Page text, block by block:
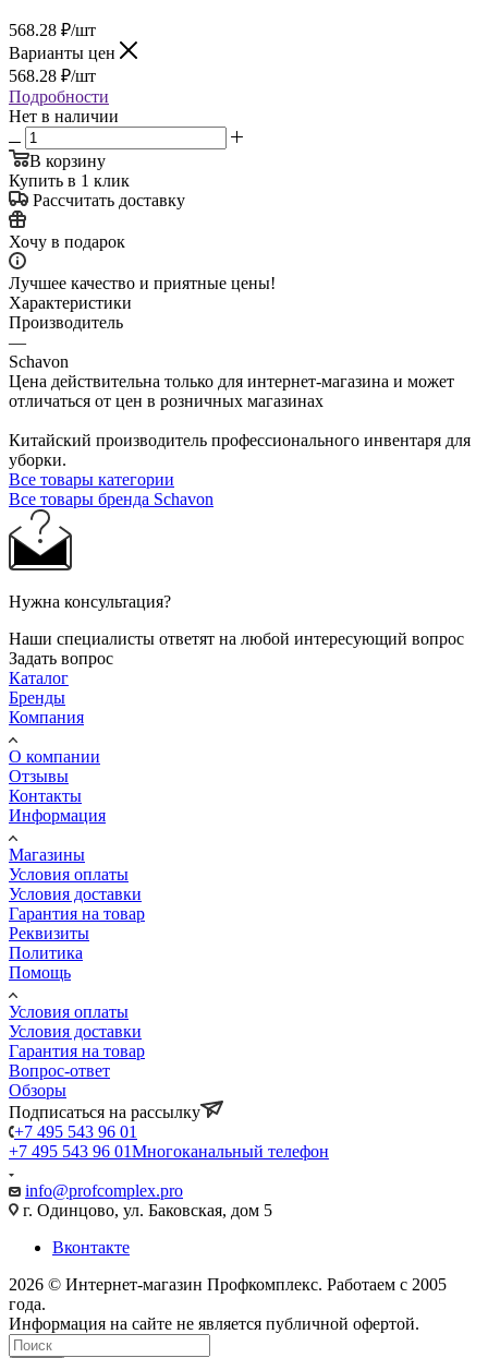
568.28 ₽/шт
Варианты цен
568.28 ₽/шт
Подробности
Нет в наличии
В корзину
Купить в 1 клик
Рассчитать доставку
Хочу в подарок
Лучшее качество и приятные цены!
Характеристики
Производитель
—
Schavon
Цена действительна только для интернет-магазина и может
отличаться от цен в розничных магазинах
Китайский производитель профессионального инвентаря для
уборки.
Все товары категории
Все товары бренда Schavon
Нужна консультация?
Наши специалисты ответят на любой интересующий вопрос
Задать вопрос
Каталог
Бренды
Компания
О компании
Отзывы
Контакты
Информация
Магазины
Условия оплаты
Условия доставки
Гарантия на товар
Реквизиты
Политика
Помощь
Условия оплаты
Условия доставки
Гарантия на товар
Вопрос-ответ
Обзоры
Подписаться на рассылку
+7 495 543 96 01
+7 495 543 96 01Многоканальный телефон
info@profcomplex.pro
г. Одинцово, ул. Баковская, дом 5
Вконтакте
2026 © Интернет-магазин Профкомплекс. Работаем с 2005
года.
Информация на сайте не является публичной офертой.